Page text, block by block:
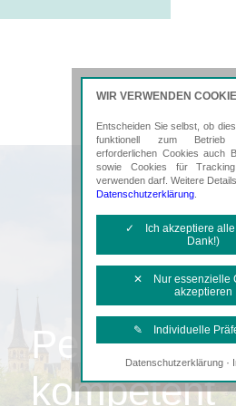
Persönlich,
kompetent
WIR VERWENDEN
Entscheiden Sie selbst, ob
funktionell zum
erforderlichen Cookies auch
sowie Cookies für
verwenden darf. Weitere
Datenschutzerklärung
✓ Ich akzeptiere
Dank!)
✕ Nur essenzielle
akzeptieren
✎ Individuelle
Notwendige
Diese Cookies sind
grundlegende
Datenschutzerklärung·